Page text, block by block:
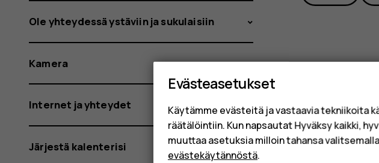
Ole yhteydessä ystäviin ja sukulaisiin
Kamera
Internet ja yhteydet
Järjestä kalenterisi
Evästeasetukset
Käytämme evästeitä ja vastaavia tekniikoita
räätälöintiin. Kun napsautat Hyväksy kaikki,
muuttaa asetuksia milloin tahansa
evästekäytännöstä.